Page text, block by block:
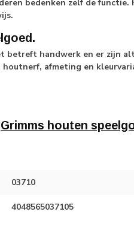
bedenken zelf de functie.
betreft handwerk en er zijn
afmeting en
Grimms houten
03710
4048565037105